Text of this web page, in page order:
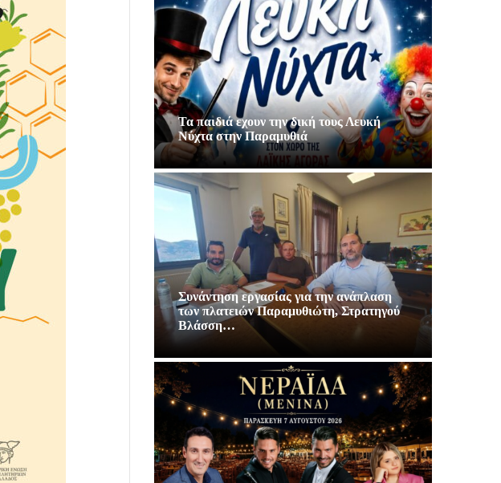
Τα παιδιά εχουν την δική τους Λευκή
Νύχτα στην Παραμυθιά
Συνάντηση εργασίας για την ανάπλαση
των πλατειών Παραμυθιώτη, Στρατηγού
Βλάσση…